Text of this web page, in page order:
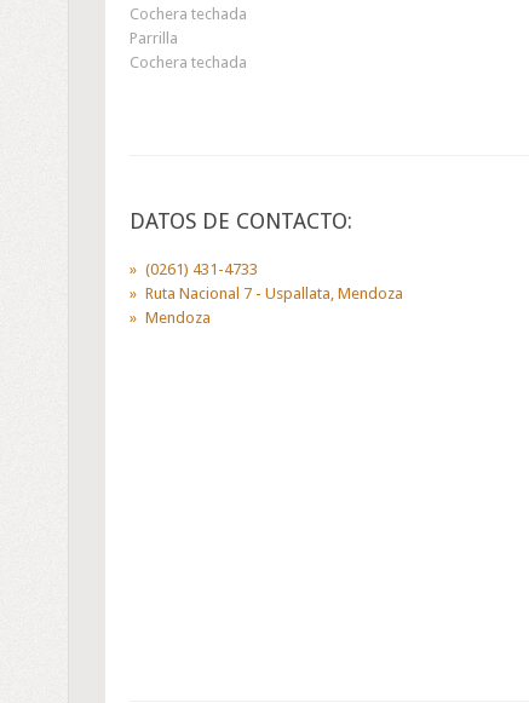
Cochera techada
Parrilla
Cochera techada
DATOS DE CONTACTO:
(0261) 431-4733
Ruta Nacional 7 - Uspallata, Mendoza
Mendoza